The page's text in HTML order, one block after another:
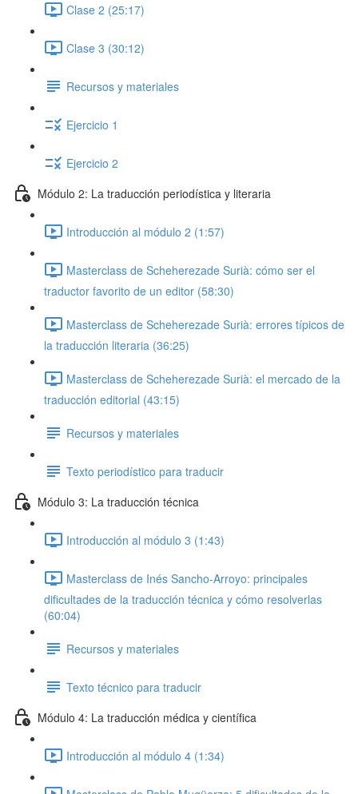
Clase 2 (25:17)
Clase 3 (30:12)
Recursos y materiales
Ejercicio 1
Ejercicio 2
Módulo 2: La traducción periodística y literaria
Introducción al módulo 2 (1:57)
Masterclass de Scheherezade Surià: cómo ser el
traductor favorito de un editor (58:30)
Masterclass de Scheherezade Surià: errores típicos de
la traducción literaria (36:25)
Masterclass de Scheherezade Surià: el mercado de la
traducción editorial (43:15)
Recursos y materiales
Texto periodístico para traducir
Módulo 3: La traducción técnica
Introducción al módulo 3 (1:43)
Masterclass de Inés Sancho-Arroyo: principales
dificultades de la traducción técnica y cómo resolverlas
(60:04)
Recursos y materiales
Texto técnico para traducir
Módulo 4: La traducción médica y científica
Introducción al módulo 4 (1:34)